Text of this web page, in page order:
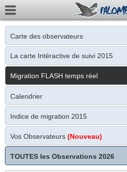
Carte des observateurs
La carte Intéractive de suivi 2015
Migration FLASH temps réel
Calendrier
Indice de migration 2015
Vos Observateurs (Nouveau)
TOUTES les Observations 2026